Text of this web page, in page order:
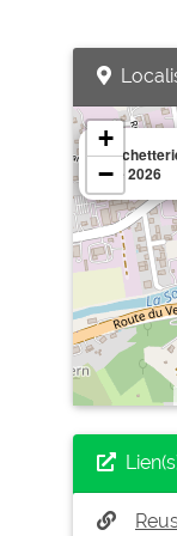
été 2026
+
−